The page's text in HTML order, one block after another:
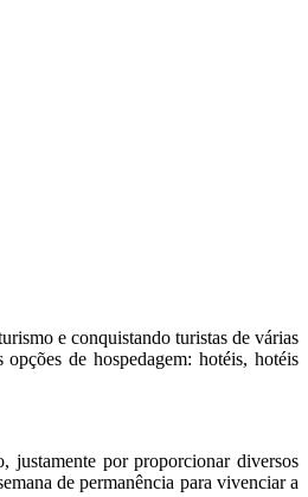
e conquistando turistas de várias
de hospedagem: hotéis, hotéis
justamente por proporcionar diversos
de permanência para vivenciar a